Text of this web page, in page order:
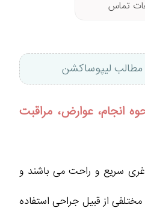
تماس
لیپوساکشن
انجام، عوارض، مراقبت
سریع و راحت می باشند و
از قبیل جراحی استفاده